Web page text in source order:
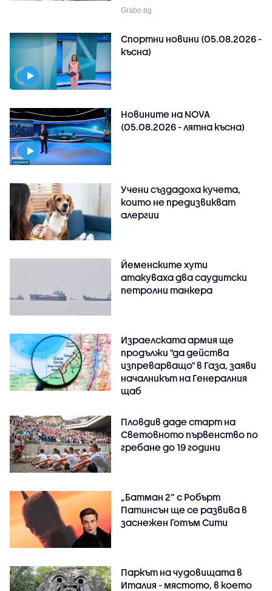
Grabo.bg
Спортни новини (05.08.2026 -
късна)
Новините на NOVA
(05.08.2026 - лятна късна)
Учени създадоха кучета,
които не предизвикват
алергии
Йеменските хути
атакуваха два саудитски
петролни танкера
Израелската армия ще
продължи "да действа
изпреварващо" в Газа, заяви
началникът на Генералния
щаб
Пловдив даде старт на
Световното първенство по
гребане до 19 години
„Батман 2“ с Робърт
Патинсън ще се развива в
заснежен Готъм Сити
Паркът на чудовищата в
Италия - мястото, в което